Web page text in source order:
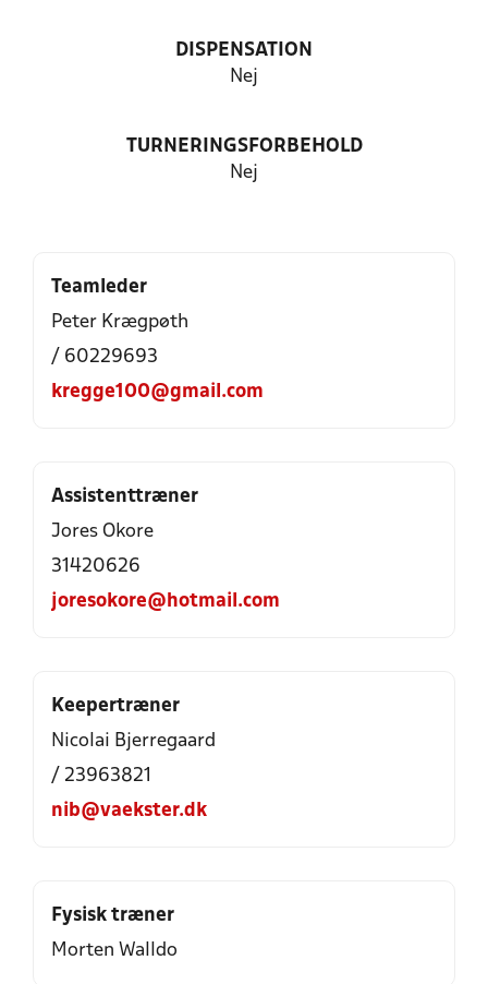
DISPENSATION
Nej
TURNERINGSFORBEHOLD
Nej
Teamleder
Peter Krægpøth
/ 60229693
kregge100@gmail.com
Assistenttræner
Jores Okore
31420626
joresokore@hotmail.com
Keepertræner
Nicolai Bjerregaard
/ 23963821
nib@vaekster.dk
Fysisk træner
Morten Walldo